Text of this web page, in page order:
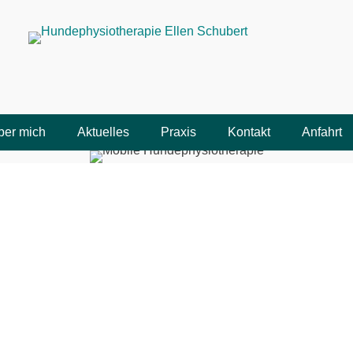
Hundephysiotherapie
Bewegung macht Spaß!
mich Aktuelles Praxis Kontakt Anfahrt